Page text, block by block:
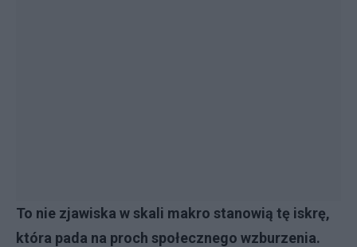
To nie zjawiska w skali makro stanowią tę iskrę,
która pada na proch społecznego wzburzenia.